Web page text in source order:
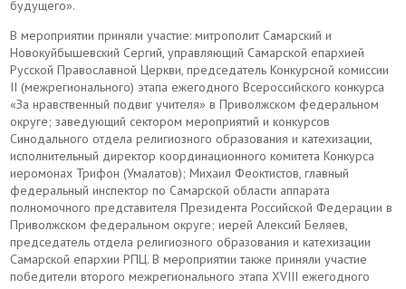
будущего».
В мероприятии приняли участие: митрополит Самарский и
Новокуйбышевский Сергий, управляющий Самарской епархией
Русской Православной Церкви, председатель Конкурсной комиссии
II (межрегионального) этапа ежегодного Всероссийского конкурса
«За нравственный подвиг учителя» в Приволжском федеральном
округе; заведующий сектором мероприятий и конкурсов
Синодального отдела религиозного образования и катехизации,
исполнительный директор координационного комитета Конкурса
иеромонах Трифон (Умалатов); Михаил Феоктистов, главный
федеральный инспектор по Самарской области аппарата
полномочного представителя Президента Российской Федерации в
Приволжском федеральном округе; иерей Алексий Беляев,
председатель отдела религиозного образования и катехизации
Самарской епархии РПЦ. В мероприятии также приняли участие
победители второго межрегионального этапа XVIII ежегодного